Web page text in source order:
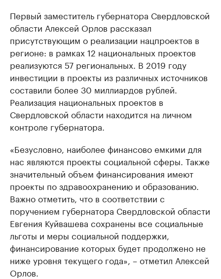
Первый заместитель губернатора Свердловской
области Алексей Орлов рассказал
присутствующим о реализации нацпроектов в
регионе: в рамках 12 национальных проектов
реализуются 57 региональных. В 2019 году
инвестиции в проекты из различных источников
составили более 30 миллиардов рублей.
Реализация национальных проектов в
Свердловской области находится на личном
контроле губернатора.
«Безусловно, наиболее финансово емкими для
нас являются проекты социальной сферы. Также
значительный объем финансирования имеют
проекты по здравоохранению и образованию.
Важно отметить, что в соответствии с
поручением губернатора Свердловской области
Евгения Куйвашева сохранены все социальные
льготы и меры социальной поддержки,
финансирование которых будет продолжено не
ниже уровня текущего года», – отметил Алексей
Орлов.